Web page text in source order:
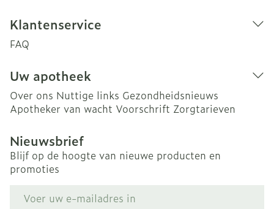
Klantenservice
FAQ
Uw apotheek
Over ons Nuttige links Gezondheidsnieuws
Apotheker van wacht Voorschrift Zorgtarieven
Nieuwsbrief
Blijf op de hoogte van nieuwe producten en
promoties